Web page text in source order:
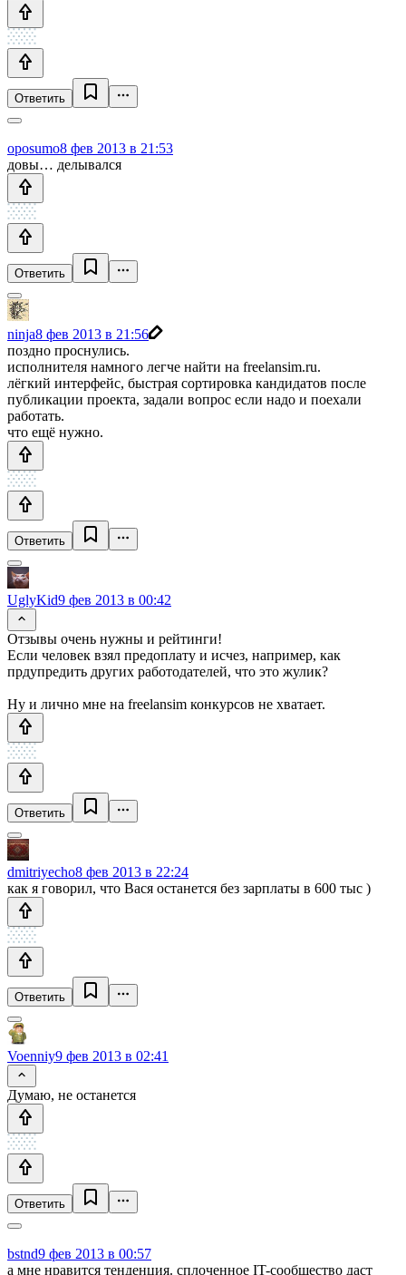
Ответить
oposumo8 фев 2013 в 21:53
довы… делывался
Ответить
ninja8 фев 2013 в 21:56
поздно проснулись.
исполнителя намного легче найти на freelansim.ru.
лёгкий интерфейс, быстрая сортировка кандидатов после
публикации проекта, задали вопрос если надо и поехали
работать.
что ещё нужно.
Ответить
UglyKid9 фев 2013 в 00:42
Отзывы очень нужны и рейтинги!
Если человек взял предоплату и исчез, например, как
прдупредить других работодателей, что это жулик?
Ну и лично мне на freelansim конкурсов не хватает.
Ответить
dmitriyecho8 фев 2013 в 22:24
как я говорил, что Вася останется без зарплаты в 600 тыс )
Ответить
Voenniy9 фев 2013 в 02:41
Думаю, не останется
Ответить
bstnd9 фев 2013 в 00:57
а мне нравится тенденция. сплоченное IT-сообщество даст